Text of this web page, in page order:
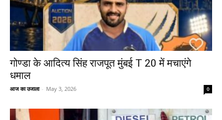
गोण्डा के आदित्य सिंह राजपूत मुंबई T 20 में मचाएंगे
धमाल
आज का उजाला - May 3, 2026 0